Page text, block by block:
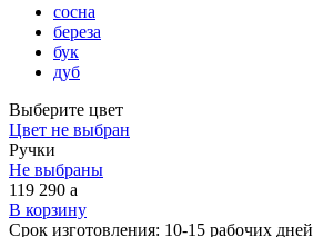
сосна
береза
бук
дуб
Выберите цвет
Цвет не выбран
Ручки
Не выбраны
119 290 a
В корзину
Срок изготовления: 10-15 рабочих дней